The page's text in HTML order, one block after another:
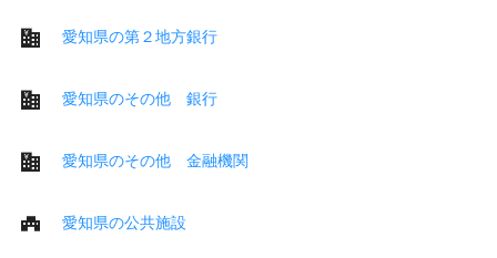
愛知県の第２地方銀行
愛知県のその他 銀行
愛知県のその他 金融機関
愛知県の公共施設